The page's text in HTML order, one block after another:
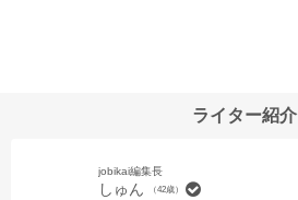
ライター紹介
jobikai編集長
しゅん （42歳）